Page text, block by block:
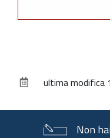
documentoultima modifica
Non